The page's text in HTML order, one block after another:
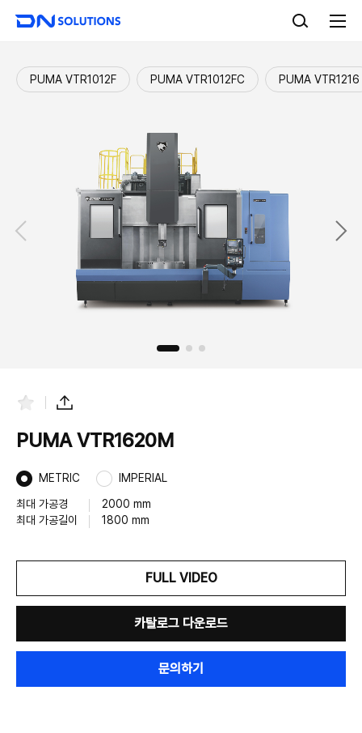
D
N
l
u
전
뉴
PUMA VTR1012F
PUMA VTR1012FC PUMA VTR1216
찾
기
공
하
기
PUMA VTR1620M
METRIC
IMPERIAL
최대 가공경
2000 mm
최대 가공길이
1800 mm
FULL VIDEO
카탈로그 다운로드
문의하기